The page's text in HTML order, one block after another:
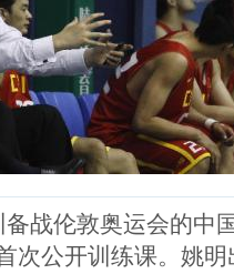
战伦敦奥运会的中
次公开训练课。姚